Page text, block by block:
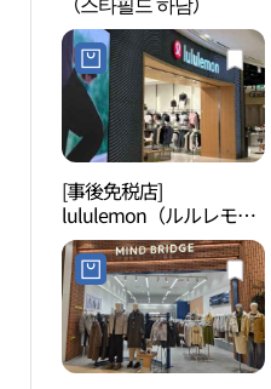
[事後免税店]
lululemon（ルルレモ
ン）・スターフィールド
ハナム（河南）店(룰루
레몬 스타필드 하남점)